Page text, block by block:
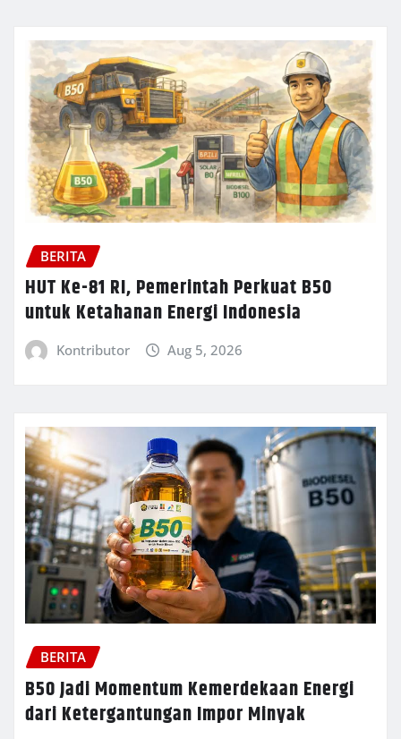
BERITA
HUT Ke-81 RI, Pemerintah Perkuat B50
untuk Ketahanan Energi Indonesia
Kontributor Aug 5, 2026
BERITA
B50 Jadi Momentum Kemerdekaan Energi
dari Ketergantungan Impor Minyak